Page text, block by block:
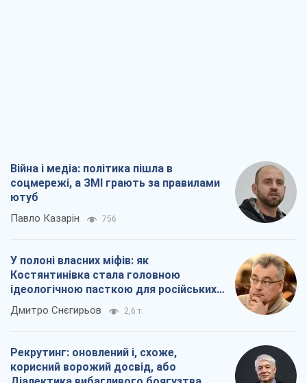
Війна і медіа: політика пішла в
соцмережі, а ЗМІ грають за правилами
ютуб
Павло Казарін 756
У полоні власних міфів: як
Костянтинівка стала головною
ідеологічною пасткою для російських
окупантів
Дмитро Снєгирьов 2,6 т.
Рекрутинг: оновлений і, схоже,
корисний ворожий досвід, або